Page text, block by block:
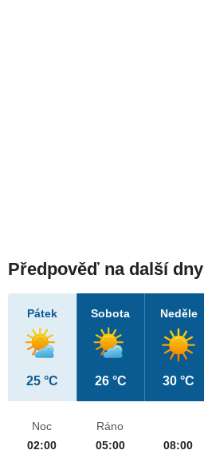
Předpověď na další dny
Pátek
25 °C
Sobota
26 °C
Neděle
30 °C
Noc
02:00
Ráno
05:00
08:00